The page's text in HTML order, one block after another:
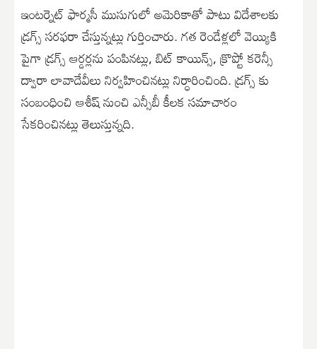
ఇంటర్నెట్ ఫార్మసీ ముసుగులో అమెరికాతో పాటు విదేశాలకు
డ్రగ్స్ సరఫరా చేస్తున్నట్లు గుర్తించారు. గత రెండేళ్లలో వెయ్యికి
పైగా డ్రగ్స్ ఆర్డర్లను పంపినట్లు, బిట్ కాయిన్స్, క్రొప్టో కరెన్సీ
ద్వారా లావాదేవీలు నిర్వహించినట్లు నిర్ధారించింది. డ్రగ్స్ కు
సంబంధించి ఆశీష్ నుంచి ఎన్సీబీ కీలక సమాచారం
సేకరించినట్లు తెలుస్తున్నది.